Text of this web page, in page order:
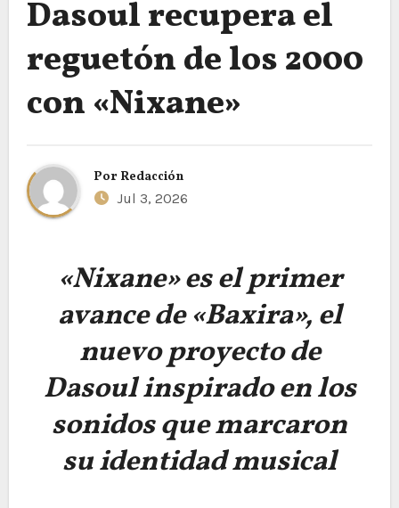
Dasoul recupera el
reguetón de los 2000
con «Nixane»
Por Redacción
Jul 3, 2026
«Nixane» es el primer
avance de «Baxira», el
nuevo proyecto de
Dasoul inspirado en los
sonidos que marcaron
su identidad musical